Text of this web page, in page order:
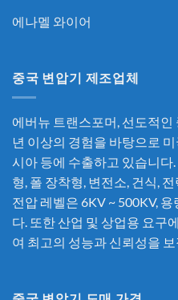
에나멜 와이어
중국 변압기 제조업체
에버뉴 트랜스포머, 선도적인
년 이상의 경험을 바탕으로
시아 등에 수출하고 있습니
형, 폴 장착형, 변전소, 건식,
전압 레벨은 6KV ~ 500KV,
다. 또한 산업 및 상업용 요구
여 최고의 성능과 신뢰성을 보